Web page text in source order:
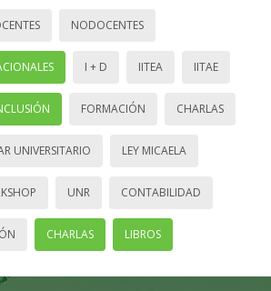
NODOCENTES
I + D IITEA IITAE
FORMACIÓN CHARLAS
UNIVERSITARIO LEY MICAELA
UNR CONTABILIDAD
CHARLAS LIBROS